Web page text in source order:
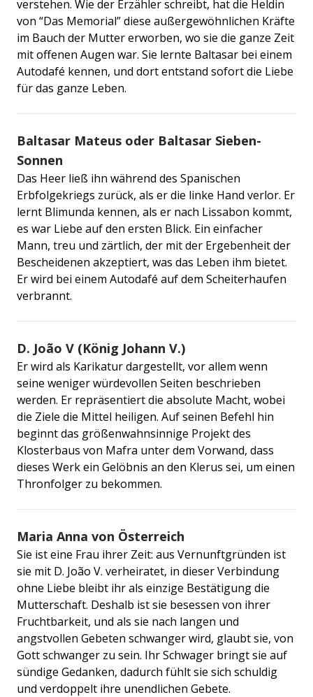
verstehen. Wie der Erzähler schreibt, hat die Heldin
von “Das Memorial” diese außergewöhnlichen Kräfte
im Bauch der Mutter erworben, wo sie die ganze Zeit
mit offenen Augen war. Sie lernte Baltasar bei einem
Autodafé kennen, und dort entstand sofort die Liebe
für das ganze Leben.
Baltasar Mateus oder Baltasar Sieben-
Sonnen
Das Heer ließ ihn während des Spanischen
Erbfolgekriegs zurück, als er die linke Hand verlor. Er
lernt Blimunda kennen, als er nach Lissabon kommt,
es war Liebe auf den ersten Blick. Ein einfacher
Mann, treu und zärtlich, der mit der Ergebenheit der
Bescheidenen akzeptiert, was das Leben ihm bietet.
Er wird bei einem Autodafé auf dem Scheiterhaufen
verbrannt.
D. João V (König Johann V.)
Er wird als Karikatur dargestellt, vor allem wenn
seine weniger würdevollen Seiten beschrieben
werden. Er repräsentiert die absolute Macht, wobei
die Ziele die Mittel heiligen. Auf seinen Befehl hin
beginnt das größenwahnsinnige Projekt des
Klosterbaus von Mafra unter dem Vorwand, dass
dieses Werk ein Gelöbnis an den Klerus sei, um einen
Thronfolger zu bekommen.
Maria Anna von Österreich
Sie ist eine Frau ihrer Zeit: aus Vernunftgründen ist
sie mit D. João V. verheiratet, in dieser Verbindung
ohne Liebe bleibt ihr als einzige Bestätigung die
Mutterschaft. Deshalb ist sie besessen von ihrer
Fruchtbarkeit, und als sie nach langen und
angstvollen Gebeten schwanger wird, glaubt sie, von
Gott schwanger zu sein. Ihr Schwager bringt sie auf
sündige Gedanken, dadurch fühlt sie sich schuldig
und verdoppelt ihre unendlichen Gebete.